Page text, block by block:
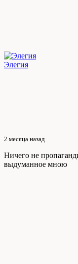
Элегия
2 месяца назад
Ничего не
выдуманное мною